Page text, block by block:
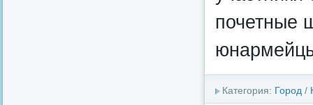
почетные
Категория: Город /